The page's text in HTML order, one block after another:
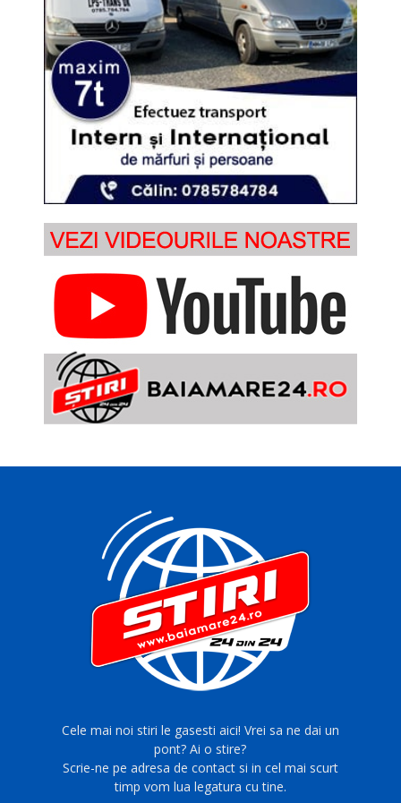
Cele mai noi stiri le gasesti aici! Vrei sa ne dai un
pont? Ai o stire?
Scrie-ne pe adresa de contact si in cel mai scurt
timp vom lua legatura cu tine.